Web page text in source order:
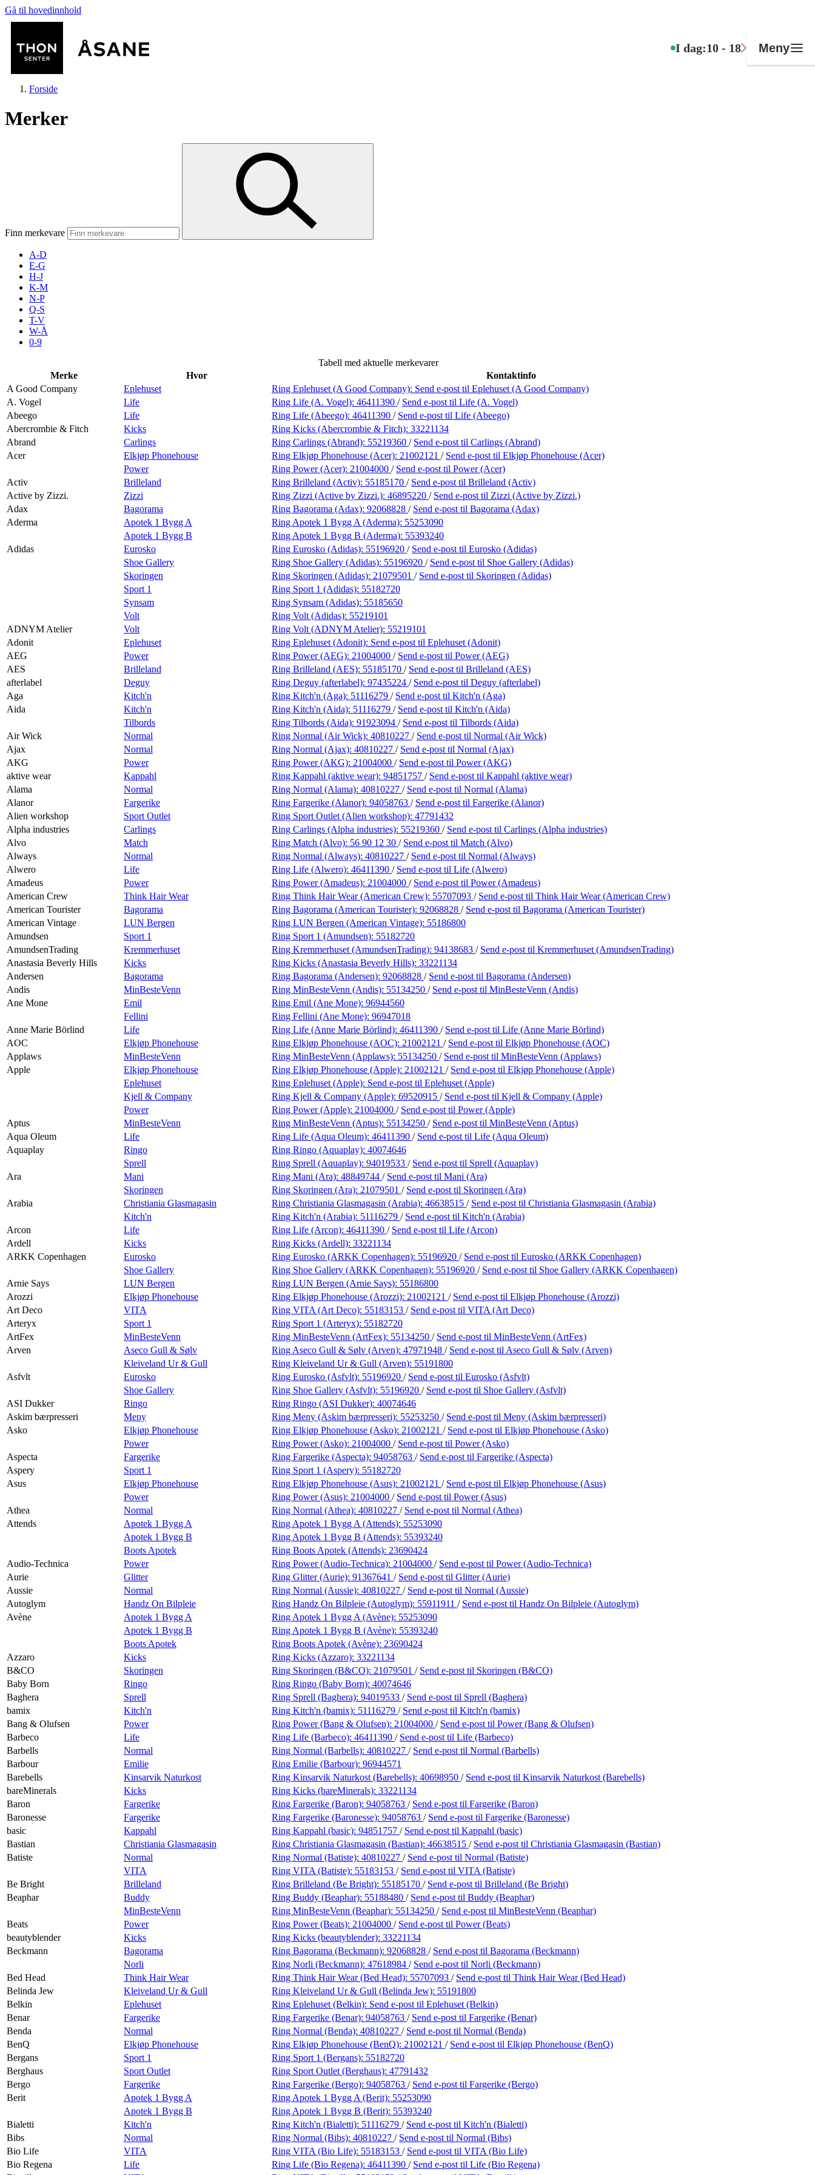
Gå til hovedinnhold
I dag:10 - 18 Meny
Mat og drikke
Kundeklubb
Inspirasjon
Praktisk informasjon
Ledige stillinger
Forside
Merker
Finn merkevare
A-D
E-G
H-J
K-M
N-P
Q-S
T-V
W-Å
0-9
Tabell med aktuelle merkevarer
Merke
Hvor
Kontaktinfo
A Good Company
Eplehuset Ring Eplehuset (A Good Company): Send e-post til Eplehuset (A Good Company)
A. Vogel
Life Ring Life (A. Vogel): 46411390 / Send e-post til Life (A. Vogel)
Abeego
Life Ring Life (Abeego): 46411390 / Send e-post til Life (Abeego)
Abercrombie & Fitch
Kicks Ring Kicks (Abercrombie & Fitch): 33221134
Abrand
Carlings Ring Carlings (Abrand): 55219360 / Send e-post til Carlings (Abrand)
Acer
Elkjøp Phonehouse Ring Elkjøp Phonehouse (Acer): 21002121 / Send e-post til Elkjøp Phonehouse (Acer)
Power
Ring Power (Acer): 21004000 / Send e-post til Power (Acer)
Activ
Brilleland Ring Brilleland (Activ): 55185170 / Send e-post til Brilleland (Activ)
Active by Zizzi.
Zizzi Ring Zizzi (Active by Zizzi.): 46895220 / Send e-post til Zizzi (Active by Zizzi.)
Adax
Bagorama Ring Bagorama (Adax): 92068828 / Send e-post til Bagorama (Adax)
Aderma
Apotek 1 Bygg A Ring Apotek 1 Bygg A (Aderma): 55253090
Apotek 1 Bygg B
Ring Apotek 1 Bygg B (Aderma): 55393240
Adidas
Eurosko Ring Eurosko (Adidas): 55196920 / Send e-post til Eurosko (Adidas)
Shoe Gallery
Ring Shoe Gallery (Adidas): 55196920 / Send e-post til Shoe Gallery (Adidas)
Skoringen
Ring Skoringen (Adidas): 21079501 / Send e-post til Skoringen (Adidas)
Sport 1
Ring Sport 1 (Adidas): 55182720
Synsam
Ring Synsam (Adidas): 55185650
Volt
Ring Volt (Adidas): 55219101
ADNYM Atelier
Volt Ring Volt (ADNYM Atelier): 55219101
Adonit
Eplehuset Ring Eplehuset (Adonit): Send e-post til Eplehuset (Adonit)
AEG
Power Ring Power (AEG): 21004000 / Send e-post til Power (AEG)
AES
Brilleland Ring Brilleland (AES): 55185170 / Send e-post til Brilleland (AES)
afterlabel
Deguy Ring Deguy (afterlabel): 97435224 / Send e-post til Deguy (afterlabel)
Aga
Kitch'n Ring Kitch'n (Aga): 51116279 / Send e-post til Kitch'n (Aga)
Aida
Kitch'n Ring Kitch'n (Aida): 51116279 / Send e-post til Kitch'n (Aida)
Tilbords
Ring Tilbords (Aida): 91923094 / Send e-post til Tilbords (Aida)
Air Wick
Normal Ring Normal (Air Wick): 40810227 / Send e-post til Normal (Air Wick)
Ajax
Normal Ring Normal (Ajax): 40810227 / Send e-post til Normal (Ajax)
AKG
Power Ring Power (AKG): 21004000 / Send e-post til Power (AKG)
aktive wear
Kappahl Ring Kappahl (aktive wear): 94851757 / Send e-post til Kappahl (aktive wear)
Alama
Normal Ring Normal (Alama): 40810227 / Send e-post til Normal (Alama)
Alanor
Fargerike Ring Fargerike (Alanor): 94058763 / Send e-post til Fargerike (Alanor)
Alien workshop
Sport Outlet Ring Sport Outlet (Alien workshop): 47791432
Alpha industries
Carlings Ring Carlings (Alpha industries): 55219360 / Send e-post til Carlings (Alpha industries)
Alvo
Match Ring Match (Alvo): 56 90 12 30 / Send e-post til Match (Alvo)
Always
Normal Ring Normal (Always): 40810227 / Send e-post til Normal (Always)
Alwero
Life Ring Life (Alwero): 46411390 / Send e-post til Life (Alwero)
Amadeus
Power Ring Power (Amadeus): 21004000 / Send e-post til Power (Amadeus)
American Crew
Think Hair Wear Ring Think Hair Wear (American Crew): 55707093 / Send e-post til Think Hair Wear (American Crew)
American Tourister
Bagorama Ring Bagorama (American Tourister): 92068828 / Send e-post til Bagorama (American Tourister)
American Vintage
LUN Bergen Ring LUN Bergen (American Vintage): 55186800
Amundsen
Sport 1 Ring Sport 1 (Amundsen): 55182720
AmundsenTrading
Kremmerhuset Ring Kremmerhuset (AmundsenTrading): 94138683 / Send e-post til Kremmerhuset (AmundsenTrading)
Anastasia Beverly Hills
Kicks Ring Kicks (Anastasia Beverly Hills): 33221134
Andersen
Bagorama Ring Bagorama (Andersen): 92068828 / Send e-post til Bagorama (Andersen)
Andis
MinBesteVenn Ring MinBesteVenn (Andis): 55134250 / Send e-post til MinBesteVenn (Andis)
Ane Mone
Emil Ring Emil (Ane Mone): 96944560
Fellini
Ring Fellini (Ane Mone): 96947018
Anne Marie Börlind
Life Ring Life (Anne Marie Börlind): 46411390 / Send e-post til Life (Anne Marie Börlind)
AOC
Elkjøp Phonehouse Ring Elkjøp Phonehouse (AOC): 21002121 / Send e-post til Elkjøp Phonehouse (AOC)
Applaws
MinBesteVenn Ring MinBesteVenn (Applaws): 55134250 / Send e-post til MinBesteVenn (Applaws)
Apple
Elkjøp Phonehouse Ring Elkjøp Phonehouse (Apple): 21002121 / Send e-post til Elkjøp Phonehouse (Apple)
Eplehuset
Ring Eplehuset (Apple): Send e-post til Eplehuset (Apple)
Kjell & Company
Ring Kjell & Company (Apple): 69520915 / Send e-post til Kjell & Company (Apple)
Power
Ring Power (Apple): 21004000 / Send e-post til Power (Apple)
Aptus
MinBesteVenn Ring MinBesteVenn (Aptus): 55134250 / Send e-post til MinBesteVenn (Aptus)
Aqua Oleum
Life Ring Life (Aqua Oleum): 46411390 / Send e-post til Life (Aqua Oleum)
Aquaplay
Ringo Ring Ringo (Aquaplay): 40074646
Sprell
Ring Sprell (Aquaplay): 94019533 / Send e-post til Sprell (Aquaplay)
Ara
Mani Ring Mani (Ara): 48849744 / Send e-post til Mani (Ara)
Skoringen
Ring Skoringen (Ara): 21079501 / Send e-post til Skoringen (Ara)
Arabia
Christiania Glasmagasin Ring Christiania Glasmagasin (Arabia): 46638515 / Send e-post til Christiania Glasmagasin (Arabia)
Kitch'n
Ring Kitch'n (Arabia): 51116279 / Send e-post til Kitch'n (Arabia)
Arcon
Life Ring Life (Arcon): 46411390 / Send e-post til Life (Arcon)
Ardell
Kicks Ring Kicks (Ardell): 33221134
ARKK Copenhagen
Eurosko Ring Eurosko (ARKK Copenhagen): 55196920 / Send e-post til Eurosko (ARKK Copenhagen)
Shoe Gallery
Ring Shoe Gallery (ARKK Copenhagen): 55196920 / Send e-post til Shoe Gallery (ARKK Copenhagen)
Arnie Says
LUN Bergen Ring LUN Bergen (Arnie Says): 55186800
Arozzi
Elkjøp Phonehouse Ring Elkjøp Phonehouse (Arozzi): 21002121 / Send e-post til Elkjøp Phonehouse (Arozzi)
Art Deco
VITA Ring VITA (Art Deco): 55183153 / Send e-post til VITA (Art Deco)
Arteryx
Sport 1 Ring Sport 1 (Arteryx): 55182720
ArtFex
MinBesteVenn Ring MinBesteVenn (ArtFex): 55134250 / Send e-post til MinBesteVenn (ArtFex)
Arven
Aseco Gull & Sølv Ring Aseco Gull & Sølv (Arven): 47971948 / Send e-post til Aseco Gull & Sølv (Arven)
Kleiveland Ur & Gull
Ring Kleiveland Ur & Gull (Arven): 55191800
Asfvlt
Eurosko Ring Eurosko (Asfvlt): 55196920 / Send e-post til Eurosko (Asfvlt)
Shoe Gallery
Ring Shoe Gallery (Asfvlt): 55196920 / Send e-post til Shoe Gallery (Asfvlt)
ASI Dukker
Ringo Ring Ringo (ASI Dukker): 40074646
Askim bærpresseri
Meny Ring Meny (Askim bærpresseri): 55253250 / Send e-post til Meny (Askim bærpresseri)
Asko
Elkjøp Phonehouse Ring Elkjøp Phonehouse (Asko): 21002121 / Send e-post til Elkjøp Phonehouse (Asko)
Power
Ring Power (Asko): 21004000 / Send e-post til Power (Asko)
Aspecta
Fargerike Ring Fargerike (Aspecta): 94058763 / Send e-post til Fargerike (Aspecta)
Aspery
Sport 1 Ring Sport 1 (Aspery): 55182720
Asus
Elkjøp Phonehouse Ring Elkjøp Phonehouse (Asus): 21002121 / Send e-post til Elkjøp Phonehouse (Asus)
Power
Ring Power (Asus): 21004000 / Send e-post til Power (Asus)
Athea
Normal Ring Normal (Athea): 40810227 / Send e-post til Normal (Athea)
Attends
Apotek 1 Bygg A Ring Apotek 1 Bygg A (Attends): 55253090
Apotek 1 Bygg B
Ring Apotek 1 Bygg B (Attends): 55393240
Boots Apotek
Ring Boots Apotek (Attends): 23690424
Audio-Technica
Power Ring Power (Audio-Technica): 21004000 / Send e-post til Power (Audio-Technica)
Aurie
Glitter Ring Glitter (Aurie): 91367641 / Send e-post til Glitter (Aurie)
Aussie
Normal Ring Normal (Aussie): 40810227 / Send e-post til Normal (Aussie)
Autoglym
Handz On Bilpleie Ring Handz On Bilpleie (Autoglym): 55911911 / Send e-post til Handz On Bilpleie (Autoglym)
Avène
Apotek 1 Bygg A Ring Apotek 1 Bygg A (Avène): 55253090
Apotek 1 Bygg B
Ring Apotek 1 Bygg B (Avène): 55393240
Boots Apotek
Ring Boots Apotek (Avène): 23690424
Azzaro
Kicks Ring Kicks (Azzaro): 33221134
B&CO
Skoringen Ring Skoringen (B&CO): 21079501 / Send e-post til Skoringen (B&CO)
Baby Born
Ringo Ring Ringo (Baby Born): 40074646
Baghera
Sprell Ring Sprell (Baghera): 94019533 / Send e-post til Sprell (Baghera)
bamix
Kitch'n Ring Kitch'n (bamix): 51116279 / Send e-post til Kitch'n (bamix)
Bang & Olufsen
Power Ring Power (Bang & Olufsen): 21004000 / Send e-post til Power (Bang & Olufsen)
Barbeco
Life Ring Life (Barbeco): 46411390 / Send e-post til Life (Barbeco)
Barbells
Normal Ring Normal (Barbells): 40810227 / Send e-post til Normal (Barbells)
Barbour
Emilie Ring Emilie (Barbour): 96944571
Barebells
Kinsarvik Naturkost Ring Kinsarvik Naturkost (Barebells): 40698950 / Send e-post til Kinsarvik Naturkost (Barebells)
bareMinerals
Kicks Ring Kicks (bareMinerals): 33221134
Baron
Fargerike Ring Fargerike (Baron): 94058763 / Send e-post til Fargerike (Baron)
Baronesse
Fargerike Ring Fargerike (Baronesse): 94058763 / Send e-post til Fargerike (Baronesse)
basic
Kappahl Ring Kappahl (basic): 94851757 / Send e-post til Kappahl (basic)
Bastian
Christiania Glasmagasin Ring Christiania Glasmagasin (Bastian): 46638515 / Send e-post til Christiania Glasmagasin (Bastian)
Batiste
Normal Ring Normal (Batiste): 40810227 / Send e-post til Normal (Batiste)
VITA
Ring VITA (Batiste): 55183153 / Send e-post til VITA (Batiste)
Be Bright
Brilleland Ring Brilleland (Be Bright): 55185170 / Send e-post til Brilleland (Be Bright)
Beaphar
Buddy Ring Buddy (Beaphar): 55188480 / Send e-post til Buddy (Beaphar)
MinBesteVenn
Ring MinBesteVenn (Beaphar): 55134250 / Send e-post til MinBesteVenn (Beaphar)
Beats
Power Ring Power (Beats): 21004000 / Send e-post til Power (Beats)
beautyblender
Kicks Ring Kicks (beautyblender): 33221134
Beckmann
Bagorama Ring Bagorama (Beckmann): 92068828 / Send e-post til Bagorama (Beckmann)
Norli
Ring Norli (Beckmann): 47618984 / Send e-post til Norli (Beckmann)
Bed Head
Think Hair Wear Ring Think Hair Wear (Bed Head): 55707093 / Send e-post til Think Hair Wear (Bed Head)
Belinda Jew
Kleiveland Ur & Gull Ring Kleiveland Ur & Gull (Belinda Jew): 55191800
Belkin
Eplehuset Ring Eplehuset (Belkin): Send e-post til Eplehuset (Belkin)
Benar
Fargerike Ring Fargerike (Benar): 94058763 / Send e-post til Fargerike (Benar)
Benda
Normal Ring Normal (Benda): 40810227 / Send e-post til Normal (Benda)
BenQ
Elkjøp Phonehouse Ring Elkjøp Phonehouse (BenQ): 21002121 / Send e-post til Elkjøp Phonehouse (BenQ)
Bergans
Sport 1 Ring Sport 1 (Bergans): 55182720
Berghaus
Sport Outlet Ring Sport Outlet (Berghaus): 47791432
Bergo
Fargerike Ring Fargerike (Bergo): 94058763 / Send e-post til Fargerike (Bergo)
Berit
Apotek 1 Bygg A Ring Apotek 1 Bygg A (Berit): 55253090
Apotek 1 Bygg B
Ring Apotek 1 Bygg B (Berit): 55393240
Bialetti
Kitch'n Ring Kitch'n (Bialetti): 51116279 / Send e-post til Kitch'n (Bialetti)
Bibs
Normal Ring Normal (Bibs): 40810227 / Send e-post til Normal (Bibs)
Bio Life
VITA Ring VITA (Bio Life): 55183153 / Send e-post til VITA (Bio Life)
Bio Regena
Life Ring Life (Bio Regena): 46411390 / Send e-post til Life (Bio Regena)